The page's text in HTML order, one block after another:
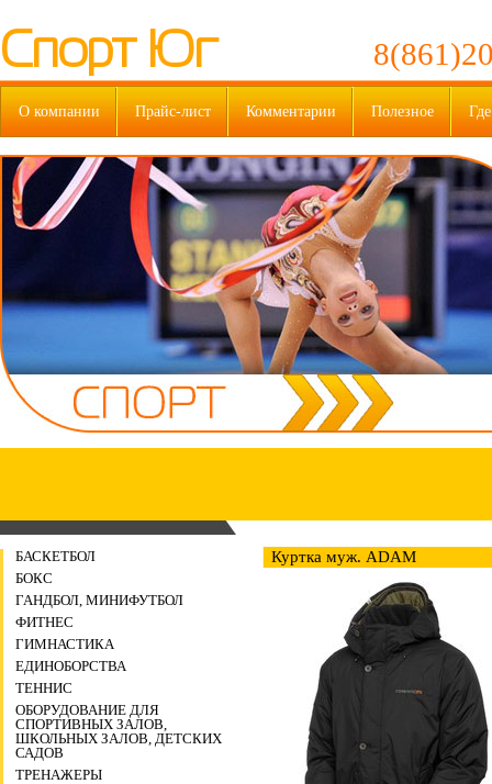
Спорт Юг
О компании Прайс-лист Комментарии Полезное
БАСКЕТБОЛ
БОКС
ГАНДБОЛ, МИНИФУТБОЛ
ФИТНЕС
ГИМНАСТИКА
ЕДИНОБОРСТВА
ТЕННИС
ОБОРУДОВАНИЕ ДЛЯ
СПОРТИВНЫХ ЗАЛОВ,
ШКОЛЬНЫХ ЗАЛОВ, ДЕТСКИХ
САДОВ
ТРЕНАЖЕРЫ
Куртка муж. ADAM